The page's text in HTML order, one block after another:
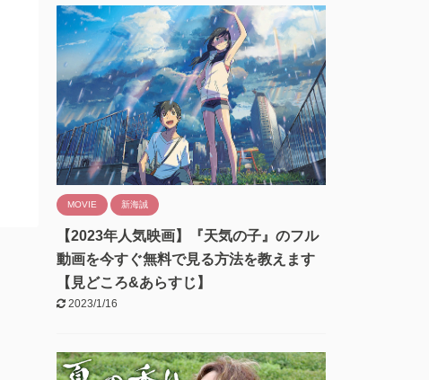
MOVIE 新海誠
【2023年人気映画】『天気の子』のフル
動画を今すぐ無料で見る方法を教えます
【見どころ&あらすじ】
2023/1/16